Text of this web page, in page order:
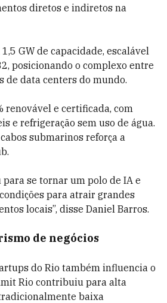
diretos e indiretos na
GW de capacidade, escalável
posicionando o complexo entre
de data centers do mundo.
renovável e certificada, com
e refrigeração sem uso de água.
submarinos reforça a
para se tornar um polo de IA e
para atrair grandes
locais”, disse Daniel Barros.
de negócios
do Rio também influencia o
Rio contribuiu para alta
baixa